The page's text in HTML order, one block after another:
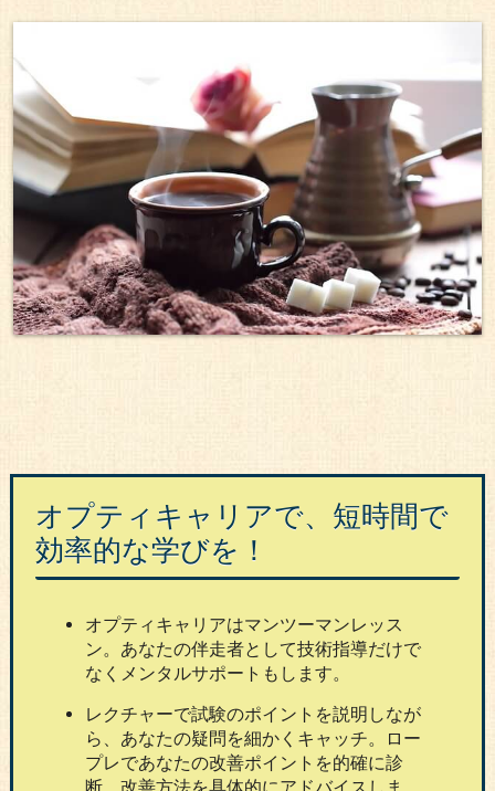
オプティキャリアで、短時間で
効率的な学びを！
オプティキャリアはマンツーマンレッス
ン。あなたの伴走者として技術指導だけで
なくメンタルサポートもします。
レクチャーで試験のポイントを説明しなが
ら、あなたの疑問を細かくキャッチ。ロー
プレであなたの改善ポイントを的確に診